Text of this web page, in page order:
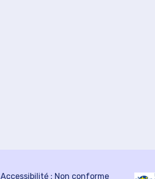
Accessibilité : Non conforme